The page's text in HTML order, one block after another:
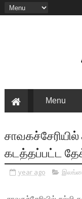
கடத்தப்பட்ட
year ago